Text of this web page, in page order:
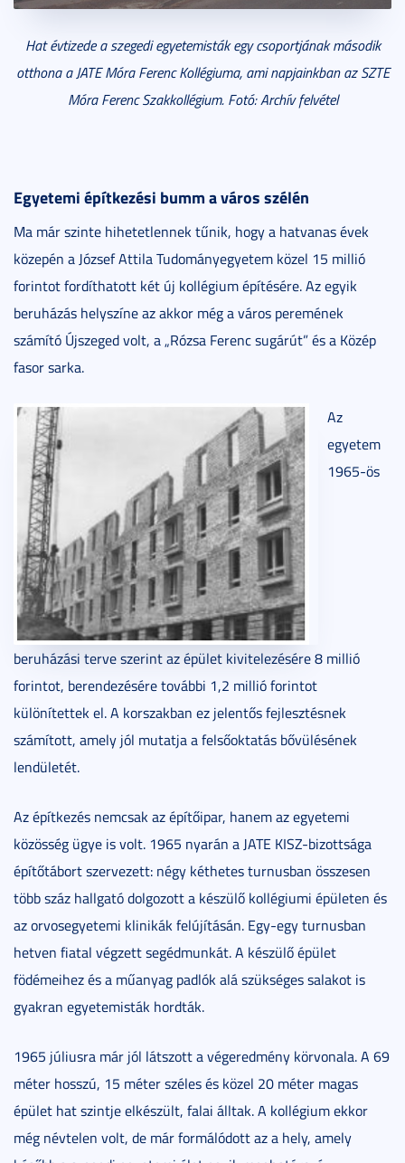
Hat évtizede a szegedi egyetemisták egy csoportjának második
otthona a JATE Móra Ferenc Kollégiuma, ami napjainkban az SZTE
Móra Ferenc Szakkollégium. Fotó: Archív felvétel
Egyetemi építkezési bumm a város szélén
Ma már szinte hihetetlennek tűnik, hogy a hatvanas évek
közepén a József Attila Tudományegyetem közel 15 millió
forintot fordíthatott két új kollégium építésére. Az egyik
beruházás helyszíne az akkor még a város peremének
számító Újszeged volt, a „Rózsa Ferenc sugárút” és a Közép
fasor sarka.
Az
egyetem
1965-ös
beruházási terve szerint az épület kivitelezésére 8 millió
forintot, berendezésére további 1,2 millió forintot
különítettek el. A korszakban ez jelentős fejlesztésnek
számított, amely jól mutatja a felsőoktatás bővülésének
lendületét.
Az építkezés nemcsak az építőipar, hanem az egyetemi
közösség ügye is volt. 1965 nyarán a JATE KISZ-bizottsága
építőtábort szervezett: négy kéthetes turnusban összesen
több száz hallgató dolgozott a készülő kollégiumi épületen és
az orvosegyetemi klinikák felújításán. Egy-egy turnusban
hetven fiatal végzett segédmunkát. A készülő épület
födémeihez és a műanyag padlók alá szükséges salakot is
gyakran egyetemisták hordták.
1965 júliusra már jól látszott a végeredmény körvonala. A 69
méter hosszú, 15 méter széles és közel 20 méter magas
épület hat szintje elkészült, falai álltak. A kollégium ekkor
még névtelen volt, de már formálódott az a hely, amely